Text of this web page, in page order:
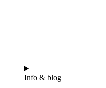
Info & blog